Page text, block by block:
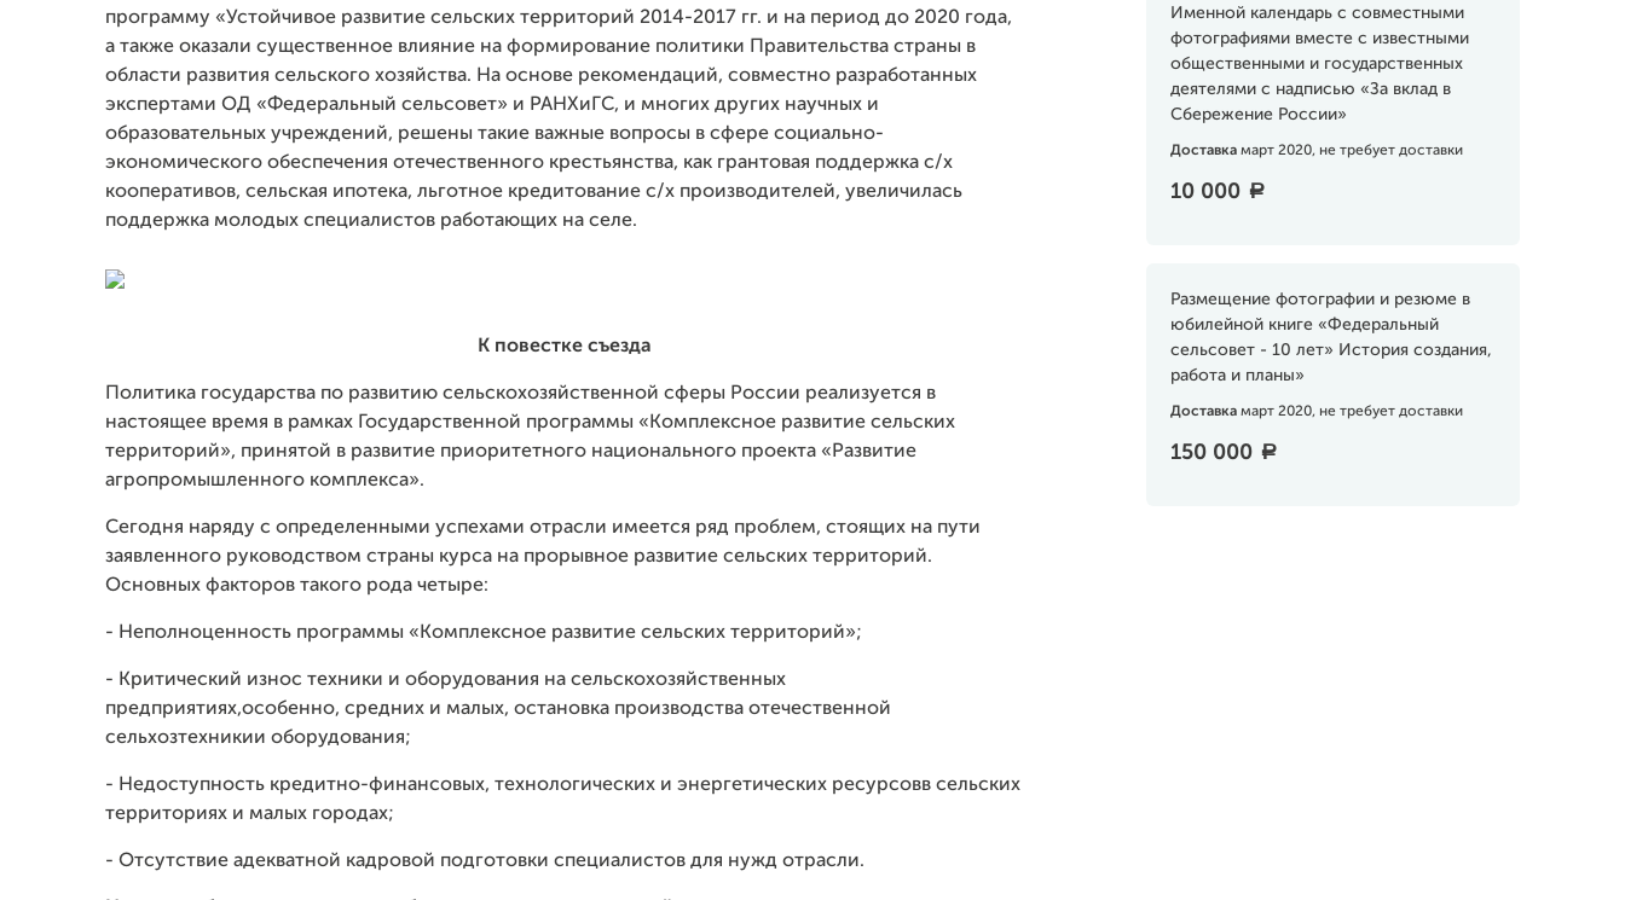
Именной календарь с совместными
фотографиями вместе с известными
общественными и государственных
деятелями с надписью «За вклад в
Сбережение России»
Доставка март 2020, не требует доставки
10 000 a
Размещение фотографии и резюме в
юбилейной книге «Федеральный
сельсовет - 10 лет» История создания,
работа и планы»
Доставка март 2020, не требует доставки
150 000 a
программу «Устойчивое развитие сельских территорий 2014-2017 гг. и на период до 2020 года,
а также оказали существенное влияние на формирование политики Правительства страны в
области развития сельского хозяйства. На основе рекомендаций, совместно разработанных
экспертами ОД «Федеральный сельсовет» и РАНХиГС, и многих других научных и
образовательных учреждений, решены такие важные вопросы в сфере социально-
экономического обеспечения отечественного крестьянства, как грантовая поддержка с/х
кооперативов, сельская ипотека, льготное кредитование с/х производителей, увеличилась
поддержка молодых специалистов работающих на селе.
К повестке съезда
Политика государства по развитию сельскохозяйственной сферы России реализуется в
настоящее время в рамках Государственной программы «Комплексное развитие сельских
территорий», принятой в развитие приоритетного национального проекта «Развитие
агропромышленного комплекса».
Сегодня наряду с определенными успехами отрасли имеется ряд проблем, стоящих на пути
заявленного руководством страны курса на прорывное развитие сельских территорий.
Основных факторов такого рода четыре:
- Неполноценность программы «Комплексное развитие сельских территорий»;
- Критический износ техники и оборудования на сельскохозяйственных
предприятиях,особенно, средних и малых, остановка производства отечественной
сельхозтехникии оборудования;
- Недоступность кредитно-финансовых, технологических и энергетических ресурсовв сельских
территориях и малых городах;
- Отсутствие адекватной кадровой подготовки специалистов для нужд отрасли.